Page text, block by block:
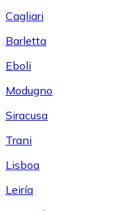
Cagliari
Barletta
Eboli
Modugno
Siracusa
Trani
Lisboa
Leiría